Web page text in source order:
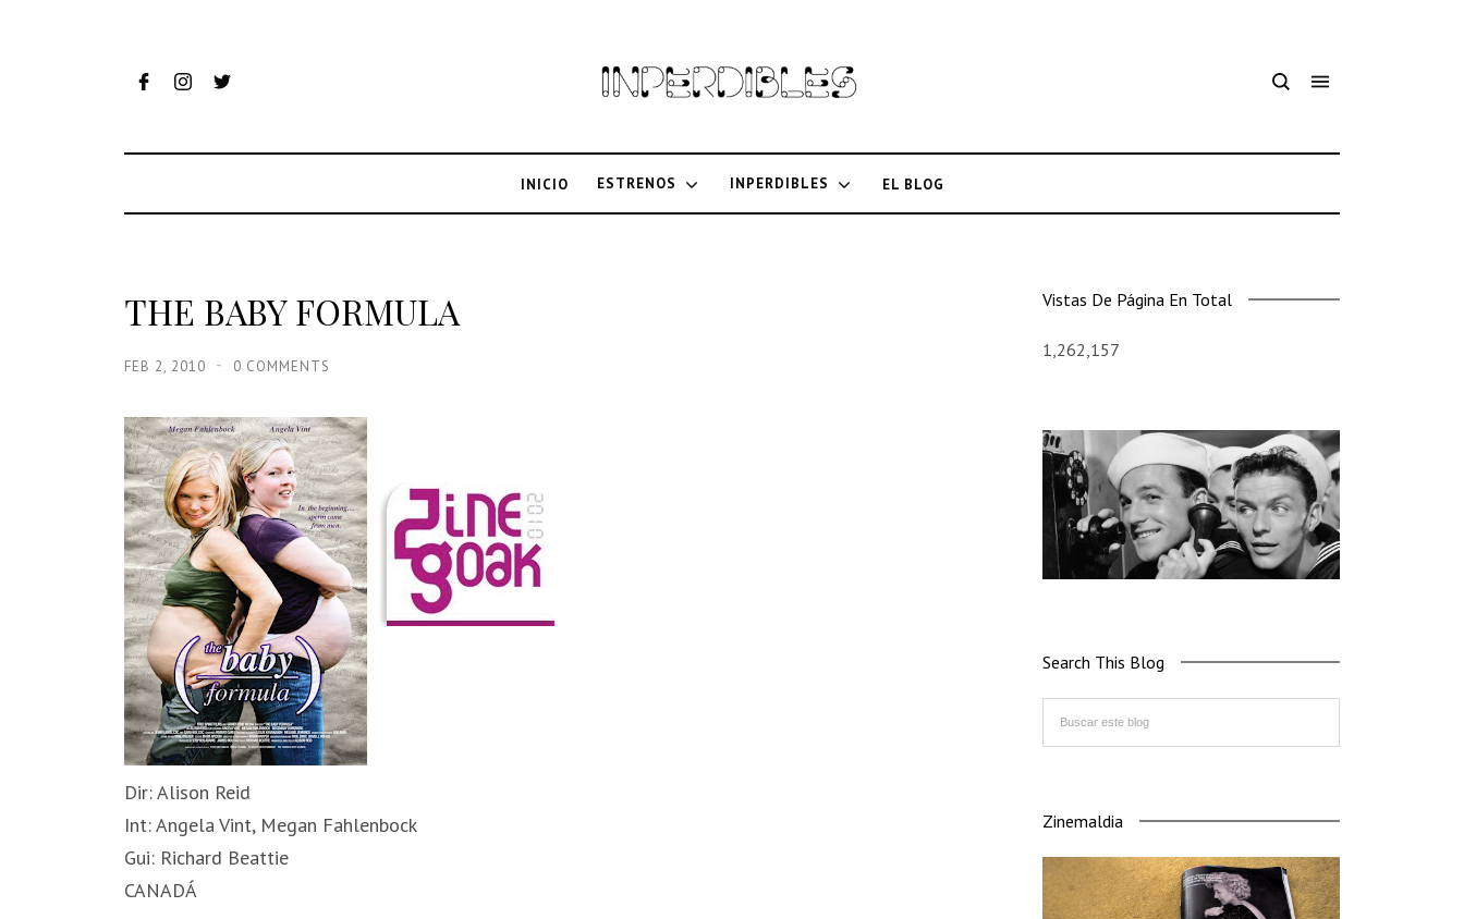
INICIO ESTRENOS INPERDIBLES EL BLOG
THE BABY FORMULA
FEB 2, 2010 0 COMMENTS
Dir: Alison Reid
Int: Angela Vint, Megan Fahlenbock
Gui: Richard Beattie
CANADÁ
Vistas De Página En Total
1,262,157
Search This Blog
Zinemaldia